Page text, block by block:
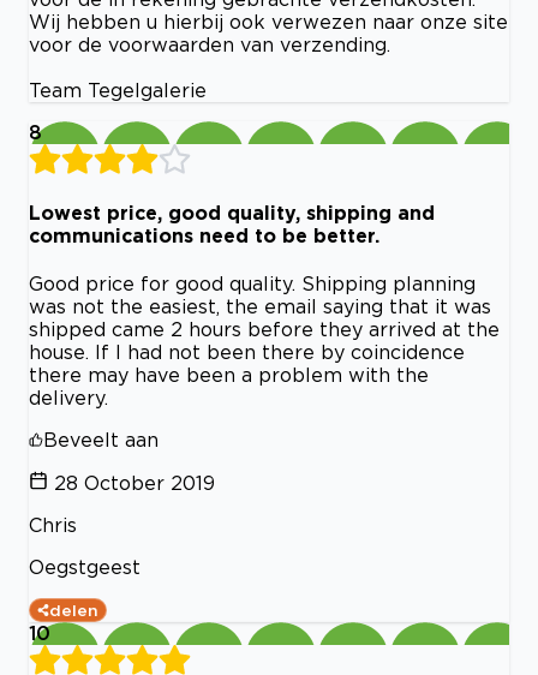
Wij hebben u hierbij ook verwezen naar onze site
voor de voorwaarden van verzending.
Team Tegelgalerie
8
Lowest price, good quality, shipping and
communications need to be better.
Good price for good quality. Shipping planning
was not the easiest, the email saying that it was
shipped came 2 hours before they arrived at the
house. If I had not been there by coincidence
there may have been a problem with the
delivery.
Beveelt aan
28 October 2019
Chris
Oegstgeest
delen
10